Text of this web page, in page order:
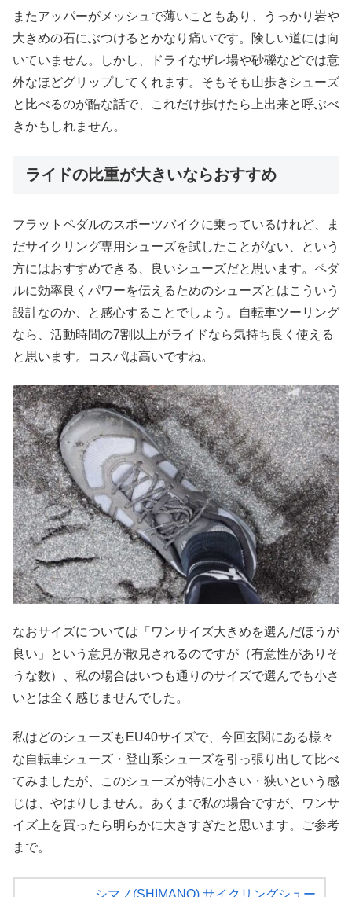
またアッパーがメッシュで薄いこともあり、うっかり岩や
大きめの石にぶつけるとかなり痛いです。険しい道には向
いていません。しかし、ドライなザレ場や砂礫などでは意
外なほどグリップしてくれます。そもそも山歩きシューズ
と比べるのが酷な話で、これだけ歩けたら上出来と呼ぶべ
きかもしれません。
ライドの比重が大きいならおすすめ
フラットペダルのスポーツバイクに乗っているけれど、ま
だサイクリング専用シューズを試したことがない、という
方にはおすすめできる、良いシューズだと思います。ペダ
ルに効率良くパワーを伝えるためのシューズとはこういう
設計なのか、と感心することでしょう。自転車ツーリング
なら、活動時間の7割以上がライドなら気持ち良く使える
と思います。コスパは高いですね。
なおサイズについては「ワンサイズ大きめを選んだほうが
良い」という意見が散見されるのですが（有意性がありそ
うな数）、私の場合はいつも通りのサイズで選んでも小さ
いとは全く感じませんでした。
私はどのシューズもEU40サイズで、今回玄関にある様々
な自転車シューズ・登山系シューズを引っ張り出して比べ
てみましたが、このシューズが特に小さい・狭いという感
じは、やはりしません。あくまで私の場合ですが、ワンサ
イズ上を買ったら明らかに大きすぎたと思います。ご参考
まで。
シマノ(SHIMANO) サイクリングシュー